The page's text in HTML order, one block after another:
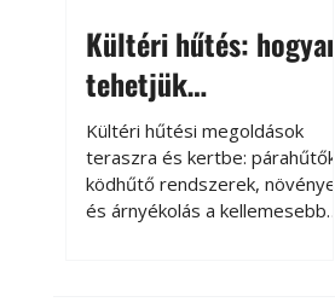
Kültéri hűtés: hogyan
tehetjük
kellemesebbé a
teraszt és a kertet?
Kültéri hűtési megoldások
teraszra és kertbe: párahűtők,
ködhűtő rendszerek, növények
és árnyékolás a kellemesebb